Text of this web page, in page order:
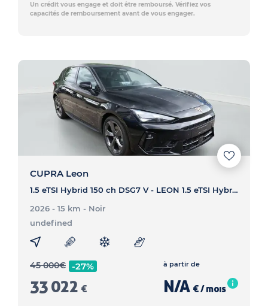
Un crédit vous engage et doit être remboursé. Vérifiez vos
capacités de remboursement avant de vous engager.
CUPRA Leon
1.5 eTSI Hybrid 150 ch DSG7 V - LEON 1.5 eTSI Hybrid 150 ch DSG7 V
2026 - 15 km - Noir
undefined
45 000€ -27%
33 022 €
à partir de
N/A € / mois